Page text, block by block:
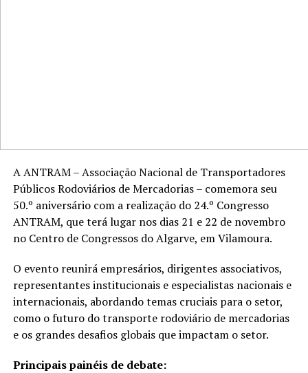
A ANTRAM – Associação Nacional de Transportadores
Públicos Rodoviários de Mercadorias – comemora seu
50.º aniversário com a realização do 24.º Congresso
ANTRAM, que terá lugar nos dias 21 e 22 de novembro
no Centro de Congressos do Algarve, em Vilamoura.
O evento reunirá empresários, dirigentes associativos,
representantes institucionais e especialistas nacionais e
internacionais, abordando temas cruciais para o setor,
como o futuro do transporte rodoviário de mercadorias
e os grandes desafios globais que impactam o setor.
Principais painéis de debate: